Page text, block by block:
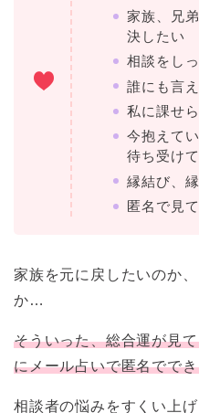
家族、兄
決したい
相談をし
誰にも言
私に課せ
今抱えて
待ち受け
縁結び、
匿名で見
家族を元に戻したいのか
か…
そういった、総合運が見
にメール占いで匿名でで
相談者の悩みをすくい上